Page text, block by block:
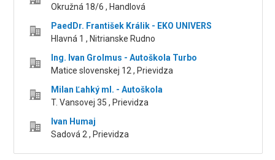
Okružná 18/6 , Handlová
PaedDr. František Králik - EKO UNIVERS
Hlavná 1 , Nitrianske Rudno
Ing. Ivan Grolmus - Autoškola Turbo
Matice slovenskej 12 , Prievidza
Milan Ľahký ml. - Autoškola
T. Vansovej 35 , Prievidza
Ivan Humaj
Sadová 2 , Prievidza